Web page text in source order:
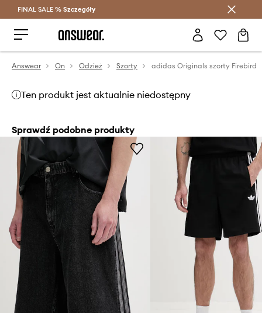
Oszczędzaj z Answear Club >
FINAL SALE % Szczegóły
Answear On Odzież Szorty adidas Originals szorty Firebird
Ten produkt jest aktualnie niedostępny
Sprawdź podobne produkty